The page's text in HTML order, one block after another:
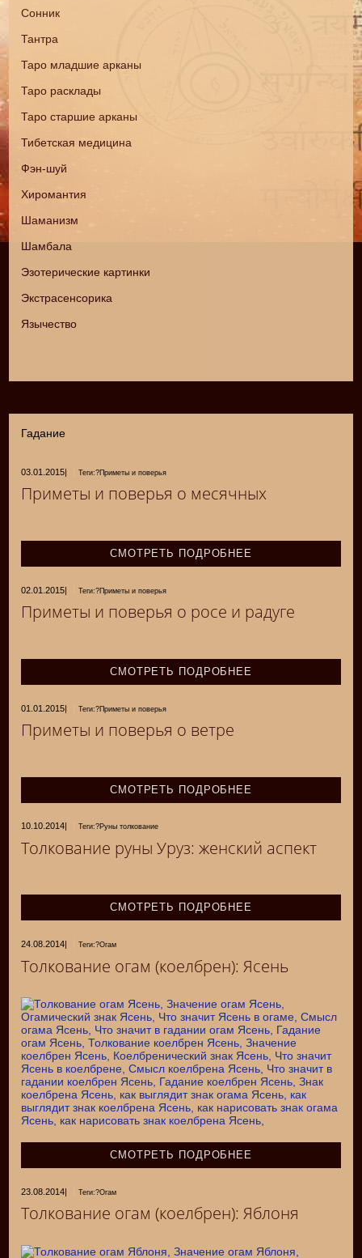
Сонник
Тантра
Таро младшие арканы
Таро расклады
Таро старшие арканы
Тибетская медицина
Фэн-шуй
Хиромантия
Шаманизм
Шамбала
Эзотерические картинки
Экстрасенсорика
Язычество
Гадание
03.01.2015| Теги:?Приметы и поверья
Приметы и поверья о месячных
СМОТРЕТЬ ПОДРОБНЕЕ
02.01.2015| Теги:?Приметы и поверья
Приметы и поверья о росе и радуге
СМОТРЕТЬ ПОДРОБНЕЕ
01.01.2015| Теги:?Приметы и поверья
Приметы и поверья о ветре
СМОТРЕТЬ ПОДРОБНЕЕ
10.10.2014 Теги:?Руны толкование
Толкование руны Уруз: женский аспект
СМОТРЕТЬ ПОДРОБНЕЕ
24.08.2014 Теги:?Огам
Толкование огам (коелбрен): Ясень
СМОТРЕТЬ ПОДРОБНЕЕ
23.08.2014| Теги:?Огам
Толкование огам (коелбрен): Яблоня